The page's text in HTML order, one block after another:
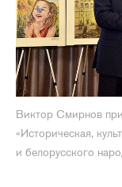
Виктор Смирнов
«Историческая,
и белорусского